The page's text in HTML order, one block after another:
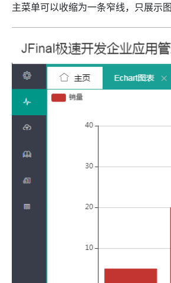
主菜单可以收缩为一条窄线，只展示